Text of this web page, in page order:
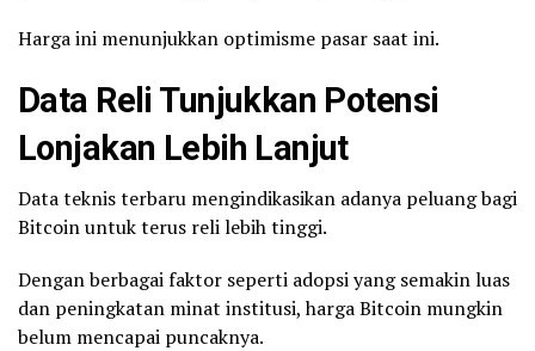
Harga ini menunjukkan optimisme pasar saat ini.
Data Reli Tunjukkan Potensi
Lonjakan Lebih Lanjut
Data teknis terbaru mengindikasikan adanya peluang bagi
Bitcoin untuk terus reli lebih tinggi.
Dengan berbagai faktor seperti adopsi yang semakin luas
dan peningkatan minat institusi, harga Bitcoin mungkin
belum mencapai puncaknya.